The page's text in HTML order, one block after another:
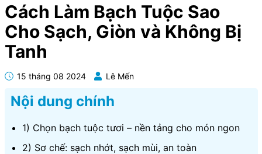
Cách Làm Bạch Tuộc Sao
Cho Sạch, Giòn và Không Bị
Tanh
15 tháng 08 2024 Lê Mến
Nội dung chính
1) Chọn bạch tuộc tươi – nền tảng cho món ngon
2) Sơ chế: sạch nhớt, sạch mùi, an toàn